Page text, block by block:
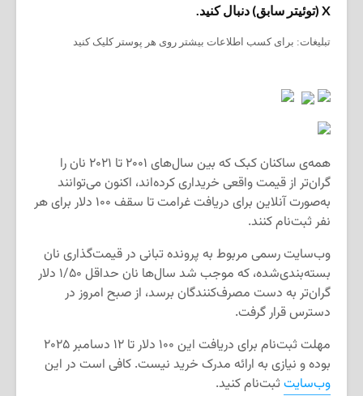
X (توئیتر سابق) دنبال کنید.
تبلیغات: برای کسب اطلاعات بیشتر روی هر پوستر کلیک کنید
همه‌ی ساکنان کبک که بین سال‌های ۲۰۰۱ تا ۲۰۲۱ نان را
گران‌تر از قیمت واقعی خریداری کرده‌اند، اکنون می‌توانند
به‌صورت آنلاین برای دریافت غرامت تا سقف ۱۰۰ دلار برای هر
نفر ثبت‌نام کنند.
وب‌سایت رسمی مربوط به پرونده تبانی در قیمت‌گذاری نان
بسته‌بندی‌شده، که موجب شد سال‌ها نان حداقل ۱/۵۰ دلار
گران‌تر به دست مصرف‌کنندگان برسد، از صبح امروز در
دسترس قرار گرفت.
مهلت ثبت‌نام برای دریافت این ۱۰۰ دلار تا ۱۲ دسامبر ۲۰۲۵
بوده و نیازی به ارائه مدرک خرید نیست. کافی است در این
وب‌سایت ثبت‌نام کنید.